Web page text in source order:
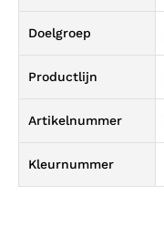
Doelgroep
Productlijn
Artikelnummer
Kleurnummer